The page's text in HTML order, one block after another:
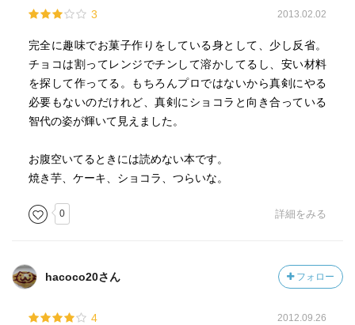
3 2013.02.02
完全に趣味でお菓子作りをしている身として、少し反省。
チョコは割ってレンジでチンして溶かしてるし、安い材料
を探して作ってる。もちろんプロではないから真剣にやる
必要もないのだけれど、真剣にショコラと向き合っている
智代の姿が輝いて見えました。
お腹空いてるときには読めない本です。
焼き芋、ケーキ、ショコラ、つらいな。
0 詳細をみる
hacoco20さん フォロー
4 2012.09.26